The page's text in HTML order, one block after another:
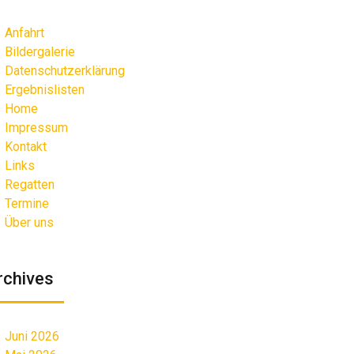
Anfahrt
Bildergalerie
Datenschutzerklärung
Ergebnislisten
Home
Impressum
Kontakt
Links
Regatten
Termine
Über uns
Juni 2026